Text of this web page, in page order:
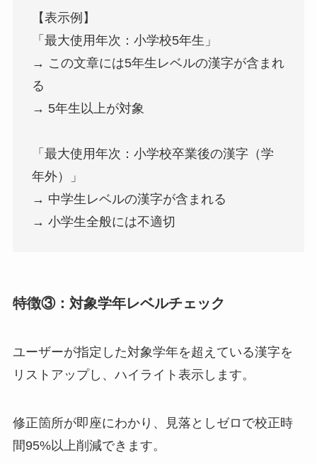
【表示例】
「最大使用年次：小学校5年生」
→ この文章には5年生レベルの漢字が含まれ
る
→ 5年生以上が対象
「最大使用年次：小学校卒業後の漢字（学
年外）」
→ 中学生レベルの漢字が含まれる
→ 小学生全般には不適切
特徴③：対象学年レベルチェック
ユーザーが指定した対象学年を超えている漢字を
リストアップし、ハイライト表示します。
修正箇所が即座にわかり、見落としゼロで校正時
間95%以上削減できます。